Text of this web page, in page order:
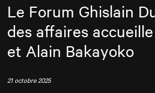
Le Forum Ghislain
des affaires
et Alain Bakayoko
21 octobre 2025